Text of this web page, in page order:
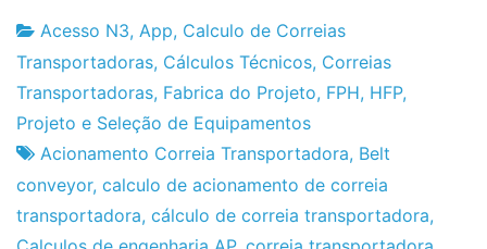
Fabrica
do
Projeto
26
de
Junho
de
2024
Acesso N3, App, Calculo de Correias
Transportadoras, Cálculos Técnicos, Correias
Transportadoras, Fabrica do Projeto, FPH, HFP,
Projeto e Seleção de Equipamentos
Acionamento Correia Transportadora, Belt
conveyor, calculo de acionamento de correia
transportadora, cálculo de correia transportadora,